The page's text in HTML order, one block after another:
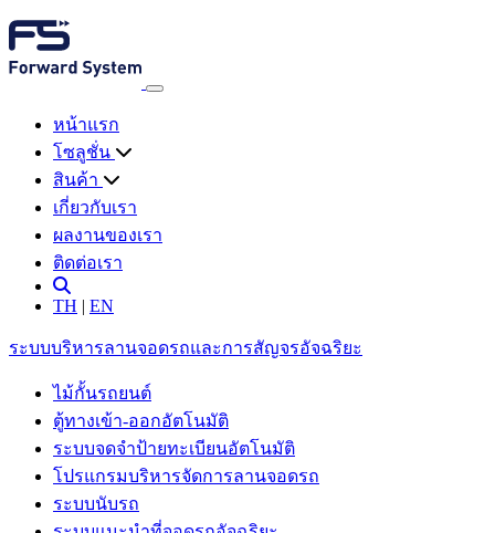
หน้าแรก
โซลูชั่น
สินค้า
เกี่ยวกับเรา
ผลงานของเรา
ติดต่อเรา
TH | EN
ระบบบริหารลานจอดรถและการสัญจรอัจฉริยะ
ไม้กั้นรถยนต์
ตู้ทางเข้า-ออกอัตโนมัติ
ระบบจดจำป้ายทะเบียนอัตโนมัติ
โปรแกรมบริหารจัดการลานจอดรถ
ระบบนับรถ